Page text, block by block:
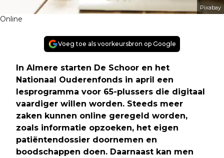
Pixabay
Online
Voeg toe als voorkeursbron op Google
In Almere starten De Schoor en het
Nationaal Ouderenfonds in april een
lesprogramma voor 65-plussers die digitaal
vaardiger willen worden. Steeds meer
zaken kunnen online geregeld worden,
zoals informatie opzoeken, het eigen
patiëntendossier doornemen en
boodschappen doen. Daarnaast kan men